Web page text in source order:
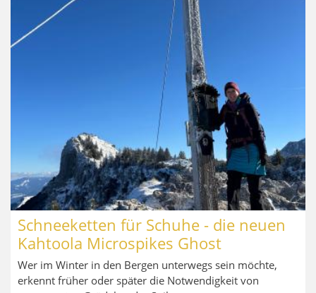
Schneeketten für Schuhe - die neuen
Kahtoola Microspikes Ghost
Wer im Winter in den Bergen unterwegs sein möchte,
erkennt früher oder später die Notwendigkeit von